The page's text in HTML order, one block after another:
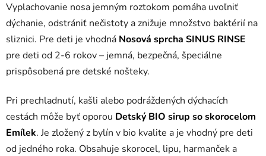
Vyplachovanie nosa jemným roztokom pomáha uvoľniť
dýchanie, odstrániť nečistoty a znižuje množstvo baktérií na
sliznici. Pre deti je vhodná Nosová sprcha SINUS RINSE
pre deti od 2-6 rokov – jemná, bezpečná, špeciálne
prispôsobená pre detské nošteky.
Pri prechladnutí, kašli alebo podráždených dýchacích
cestách môže byť oporou Detský BIO sirup so skorocelom
Emílek. Je zložený z bylín v bio kvalite a je vhodný pre deti
od jedného roka. Obsahuje skorocel, lipu, harmanček a